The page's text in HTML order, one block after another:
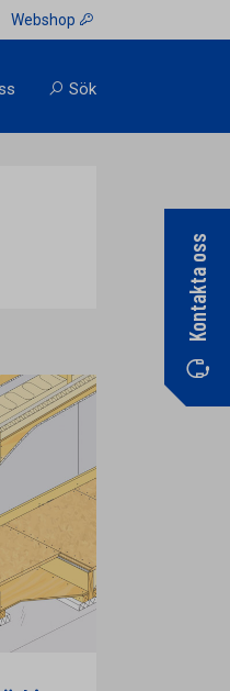
Webshop
Sök
Kontakta oss